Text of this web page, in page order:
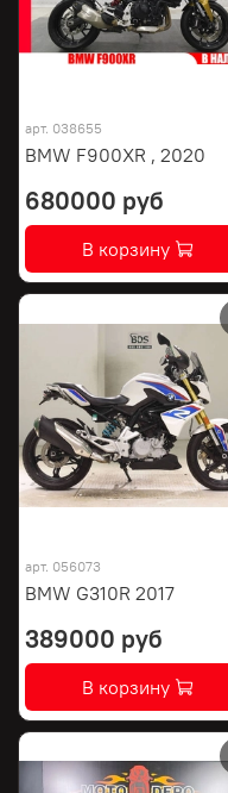
арт. 038655
BMW F900XR , 2020
680000 руб
В корзину
арт. 056073
BMW G310R 2017
389000 руб
В корзину